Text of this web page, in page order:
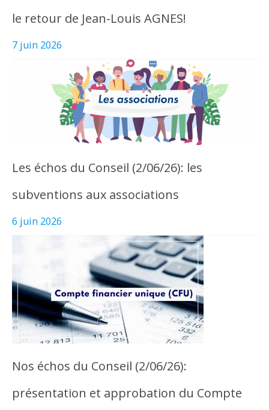
le retour de Jean-Louis AGNES!
7 juin 2026
Les échos du Conseil (2/06/26): les
subventions aux associations
6 juin 2026
Nos échos du Conseil (2/06/26):
présentation et approbation du Compte